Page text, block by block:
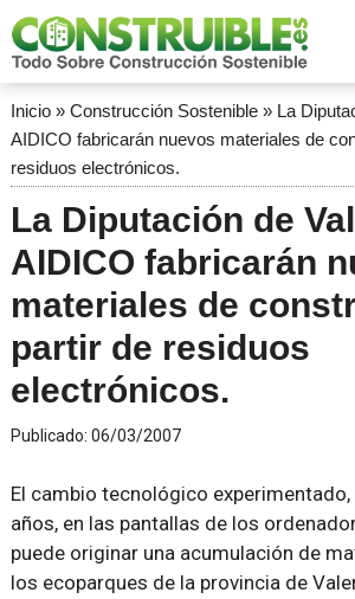
Inicio» Construcción Sostenible» La
AIDICO fabricarán nuevos materiales de
residuos electrónicos.
La Diputación de
AIDICO fabricarán
materiales de
partir de residuos
electrónicos.
Publicado: 06/03/2007
El cambio tecnológico
años, en las pantallas de los
puede originar una acumulación de
los ecoparques de la provincia de